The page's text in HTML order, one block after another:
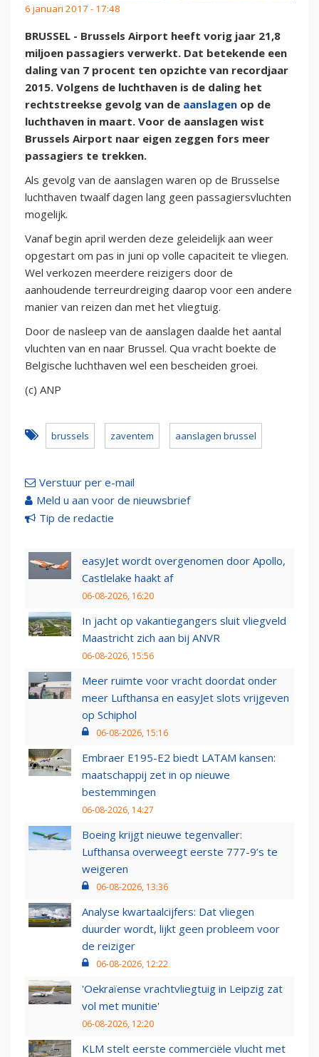
6 januari 2017 - 17:48
BRUSSEL - Brussels Airport heeft vorig jaar 21,8
miljoen passagiers verwerkt. Dat betekende een
daling van 7 procent ten opzichte van recordjaar
2015. Volgens de luchthaven is de daling het
rechtstreekse gevolg van de aanslagen op de
luchthaven in maart. Voor de aanslagen wist
Brussels Airport naar eigen zeggen fors meer
passagiers te trekken.
Als gevolg van de aanslagen waren op de Brusselse
luchthaven twaalf dagen lang geen passagiersvluchten
mogelijk.
Vanaf begin april werden deze geleidelijk aan weer
opgestart om pas in juni op volle capaciteit te vliegen.
Wel verkozen meerdere reizigers door de
aanhoudende terreurdreiging daarop voor een andere
manier van reizen dan met het vliegtuig.
Door de nasleep van de aanslagen daalde het aantal
vluchten van en naar Brussel. Qua vracht boekte de
Belgische luchthaven wel een bescheiden groei.
(c) ANP
brussels zaventem aanslagen brussel
Verstuur per e-mail
Meld u aan voor de nieuwsbrief
Tip de redactie
easyJet wordt overgenomen door Apollo,
Castlelake haakt af
06-08-2026, 16:20
In jacht op vakantiegangers sluit vliegveld
Maastricht zich aan bij ANVR
06-08-2026, 15:56
Meer ruimte voor vracht doordat onder
meer Lufthansa en easyJet slots vrijgeven
op Schiphol
06-08-2026, 15:16
Embraer E195-E2 biedt LATAM kansen:
maatschappij zet in op nieuwe
bestemmingen
06-08-2026, 14:27
Boeing krijgt nieuwe tegenvaller:
Lufthansa overweegt eerste 777-9’s te
weigeren
06-08-2026, 13:36
Analyse kwartaalcijfers: Dat vliegen
duurder wordt, lijkt geen probleem voor
de reiziger
06-08-2026, 12:22
'Oekraïense vrachtvliegtuig in Leipzig zat
vol met munitie'
06-08-2026, 12:20
KLM stelt eerste commerciële vlucht met